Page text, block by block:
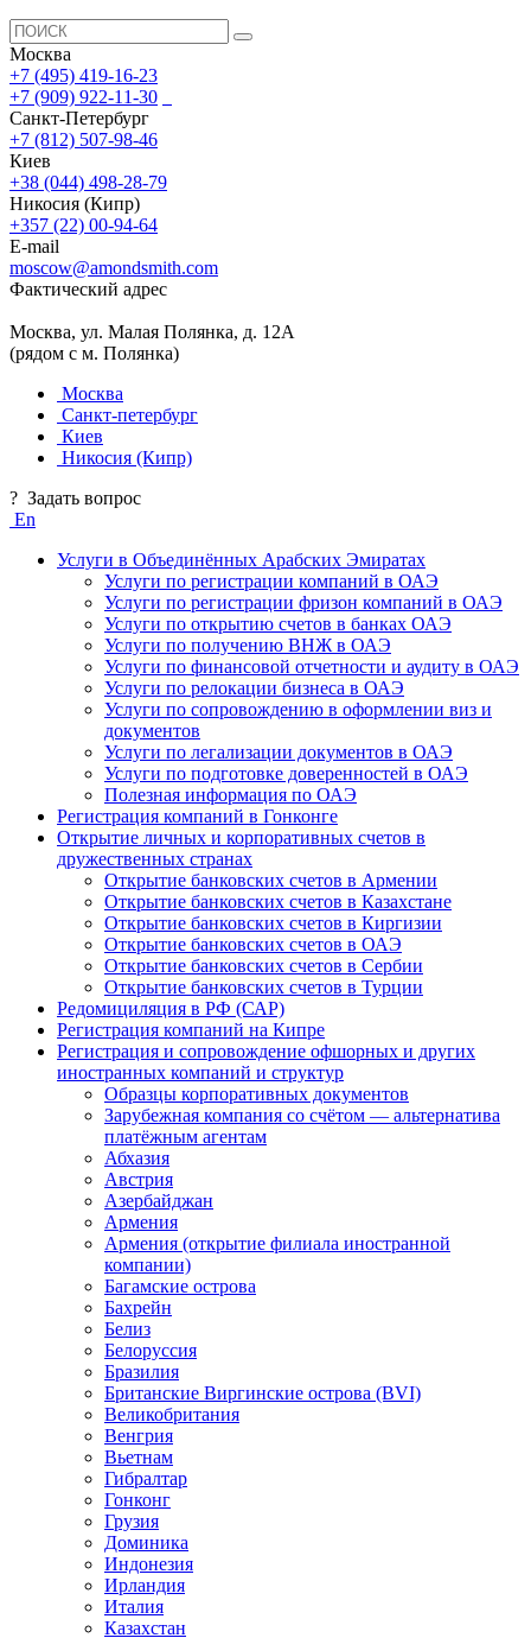
Москва
+7 (495) 419-16-23
+7 (909) 922-11-30
Санкт-Петербург
+7 (812) 507-98-46
Киев
+38 (044) 498-28-79
Никосия (Кипр)
+357 (22) 00-94-64
E-mail
moscow@amondsmith.com
Фактический адрес
Москва, ул. Малая Полянка, д. 12А
(рядом с м. Полянка)
Москва
Санкт-петербург
Киев
Никосия (Кипр)
? Задать вопрос
En
Услуги в Объединённых Арабских Эмиратах
Услуги по регистрации компаний в ОАЭ
Услуги по регистрации фризон компаний в ОАЭ
Услуги по открытию счетов в банках ОАЭ
Услуги по получению ВНЖ в ОАЭ
Услуги по финансовой отчетности и аудиту в ОАЭ
Услуги по релокации бизнеса в ОАЭ
Услуги по сопровождению в оформлении виз и
документов
Услуги по легализации документов в ОАЭ
Услуги по подготовке доверенностей в ОАЭ
Полезная информация по ОАЭ
Регистрация компаний в Гонконге
Открытие личных и корпоративных счетов в
дружественных странах
Открытие банковских счетов в Армении
Открытие банковских счетов в Казахстане
Открытие банковских счетов в Киргизии
Открытие банковских счетов в ОАЭ
Открытие банковских счетов в Сербии
Открытие банковских счетов в Турции
Редомициляция в РФ (САР)
Регистрация компаний на Кипре
Регистрация и сопровождение офшорных и других
иностранных компаний и структур
Образцы корпоративных документов
Зарубежная компания со счётом — альтернатива
платёжным агентам
Абхазия
Австрия
Азербайджан
Армения
Армения (открытие филиала иностранной
компании)
Багамские острова
Бахрейн
Белиз
Белоруссия
Бразилия
Британские Виргинские острова (BVI)
Великобритания
Венгрия
Вьетнам
Гибралтар
Гонконг
Грузия
Доминика
Индонезия
Ирландия
Италия
Казахстан